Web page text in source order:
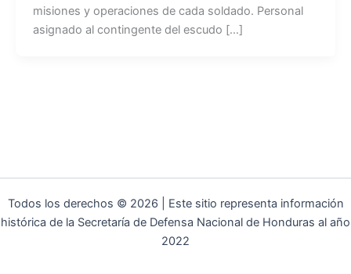
misiones y operaciones de cada soldado. Personal
asignado al contingente del escudo […]
Todos los derechos © 2026 | Este sitio representa información
histórica de la Secretaría de Defensa Nacional de Honduras al año
2022